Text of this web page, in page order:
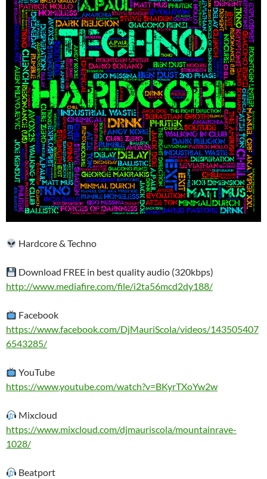
Hardcore & Techno
Download FREE in best quality audio (320kbps)
http://www.mediafire.com/file/i2ta56mcd2dy188/
Facebook
https://www.facebook.com/DjMauriScola/videos/143505407
6543285/
YouTube
https://www.youtube.com/watch?v=BKyrTXoYw2w
Mixcloud
https://www.mixcloud.com/djmauriscola/mountainrave-
1028/
Beatport